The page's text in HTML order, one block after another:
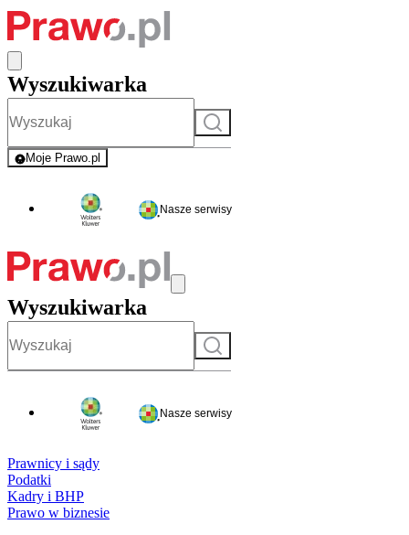
Wyszukiwarka
Szukaj
Moje Prawo.pl
- rejestracja i logowanie do serwisu
Nasze serwisy
Wyszukiwarka
Szukaj
Nasze serwisy
Prawnicy i sądy
Podatki
Kadry i BHP
Prawo w biznesie